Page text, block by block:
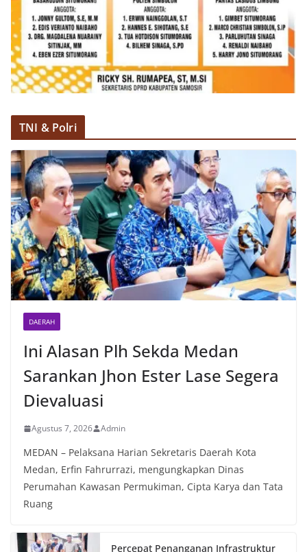
TNI & Polri
DAERAH
Ini Alasan Plh Sekda Medan
Sarankan Jhon Ester Lase Segera
Dievaluasi
Agustus 7, 2026 Admin
MEDAN – Pelaksana Harian Sekretaris Daerah Kota
Medan, Erfin Fahrurrazi, mengungkapkan Dinas
Perumahan Kawasan Permukiman, Cipta Karya dan Tata
Ruang
Percepat Penanganan Infrastruktur